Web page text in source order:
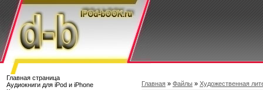
Главная страница
Аудиокниги для iPod и iPhone
Главная » Файлы » Художественная